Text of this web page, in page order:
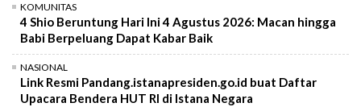
KOMUNITAS
4 Shio Beruntung Hari Ini 4 Agustus 2026: Macan hingga
Babi Berpeluang Dapat Kabar Baik
NASIONAL
Link Resmi Pandang.istanapresiden.go.id buat Daftar
Upacara Bendera HUT RI di Istana Negara